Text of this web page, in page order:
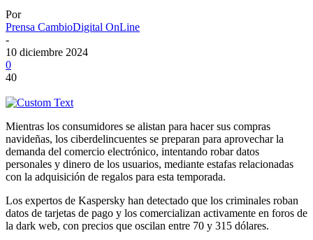
Por
Prensa CambioDigital OnLine
-
10 diciembre 2024
0
40
Mientras los consumidores se alistan para hacer sus compras
navideñas, los ciberdelincuentes se preparan para aprovechar la
demanda del comercio electrónico, intentando robar datos
personales y dinero de los usuarios, mediante estafas relacionadas
con la adquisición de regalos para esta temporada.
Los expertos de Kaspersky han detectado que los criminales roban
datos de tarjetas de pago y los comercializan activamente en foros de
la dark web, con precios que oscilan entre 70 y 315 dólares.